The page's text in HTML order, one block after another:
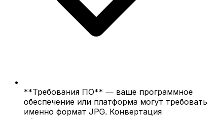
**Требования ПО** — ваше программное
обеспечение или платформа могут требовать
именно формат JPG. Конвертация